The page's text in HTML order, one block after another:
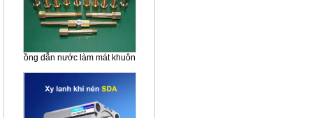
ồng dẫn nước làm mát khuôn